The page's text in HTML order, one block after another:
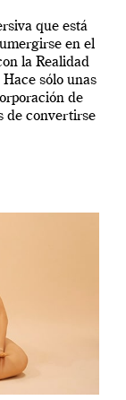
que está
en el
la Realidad
sólo unas
de
de convertirse
[…]